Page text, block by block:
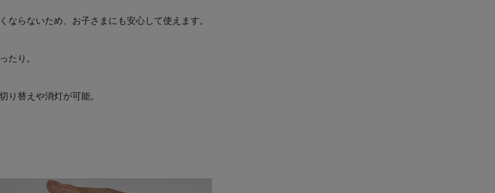
らないため、お子さまにも安心して使えます。
たり。
り替えや消灯が可能。